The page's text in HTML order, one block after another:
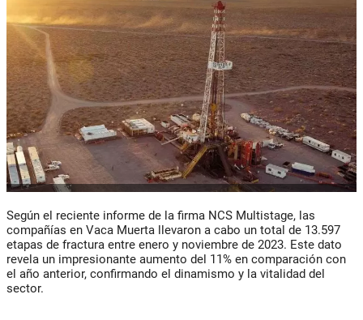
Según el reciente informe de la firma NCS Multistage, las
compañías en Vaca Muerta llevaron a cabo un total de 13.597
etapas de fractura entre enero y noviembre de 2023. Este dato
revela un impresionante aumento del 11% en comparación con
el año anterior, confirmando el dinamismo y la vitalidad del
sector.